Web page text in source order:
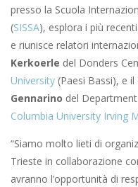
presso la Scuola
(SISSA), esplora i più
e riunisce relatori
Kerkoerle del Donders
University (Paesi Bassi), e
Gennarino del
Columbia University Irving
“Siamo molto lieti di
Trieste in collaborazione
avranno l’opportunità di